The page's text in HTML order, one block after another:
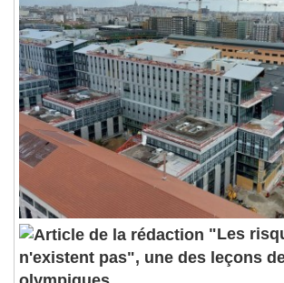
"Les
n'existent pas", une des leçons